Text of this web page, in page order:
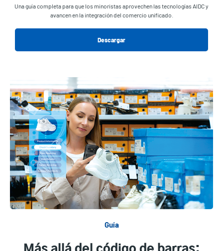
Una guía completa para que los minoristas aprovechen las tecnologías AIDC y
avancen en la integración del comercio unificado.
Descargar
Guía